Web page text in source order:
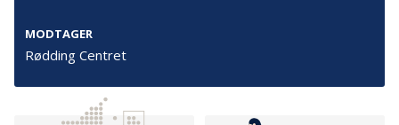
MODTAGER
Rødding Centret
Tilmeld nyhedsbrev
De seneste nyheder om TrygFondens og TryghedsGruppens
aktiviteter direkte i din indbakke.